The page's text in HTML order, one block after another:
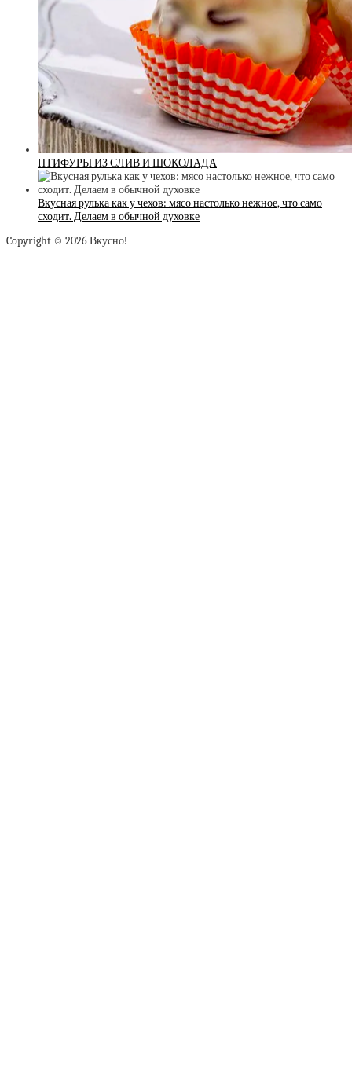
ПТИФУРЫ ИЗ СЛИВ И ШОКОЛАДА
Вкусная рулька как у чехов: мясо настолько нежное, что само
сходит. Делаем в обычной духовке
Copyright © 2026 Вкусно!